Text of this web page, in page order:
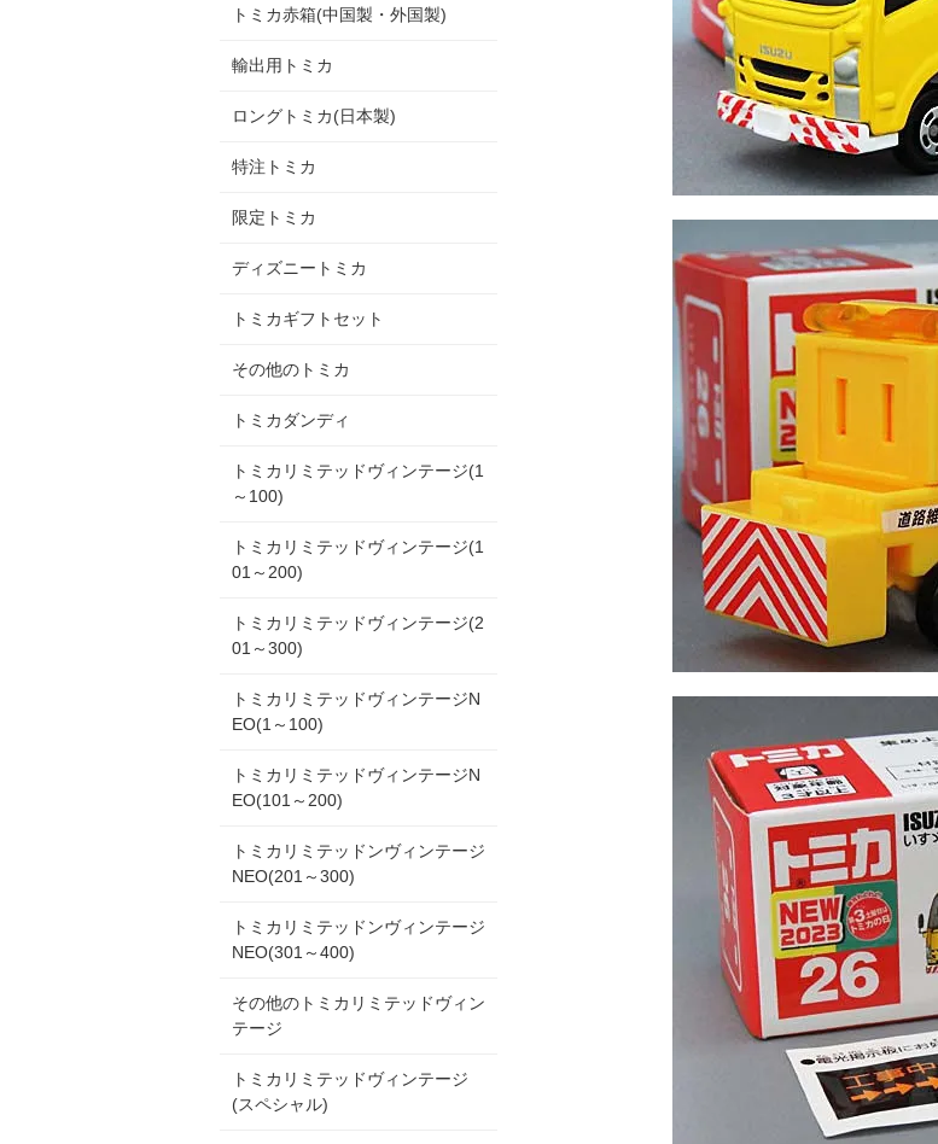
トミカ赤箱(中国製・外国製)
輸出用トミカ
ロングトミカ(日本製)
特注トミカ
限定トミカ
ディズニートミカ
トミカギフトセット
その他のトミカ
トミカダンディ
トミカリミテッドヴィンテージ(1
～100)
トミカリミテッドヴィンテージ(1
01～200)
トミカリミテッドヴィンテージ(2
01～300)
トミカリミテッドヴィンテージN
EO(1～100)
トミカリミテッドヴィンテージN
EO(101～200)
トミカリミテッドンヴィンテージ
NEO(201～300)
トミカリミテッドンヴィンテージ
NEO(301～400)
その他のトミカリミテッドヴィン
テージ
トミカリミテッドヴィンテージ
(スペシャル)